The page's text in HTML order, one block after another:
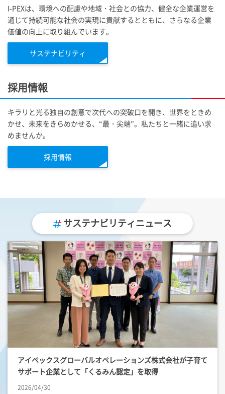
I-PEXは、環境への配慮や地域・社会との協力、健全な企業運営を
通じて持続可能な社会の実現に貢献するとともに、さらなる企業
価値の向上に取り組んでいます。
サステナビリティ
採用情報
キラリと光る独自の創意で次代への突破口を開き、世界をときめ
かせ、未来をきらめかせる、“最・尖端”。私たちと一緒に追い求
めませんか。
採用情報
サステナビリティニュース
アイペックスグローバルオペレーションズ株式会社が子育て
サポート企業として「くるみん認定」を取得
2026/04/30